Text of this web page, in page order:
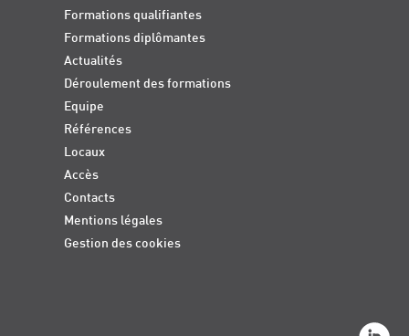
Formations qualifiantes
Formations diplômantes
Actualités
Déroulement des formations
Equipe
Références
Locaux
Accès
Contacts
Mentions légales
Gestion des cookies